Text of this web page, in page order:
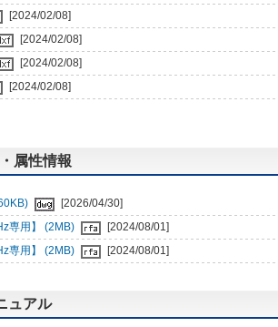
[2024/02/08]
[2024/02/08]
[2024/02/08]
[2024/02/08]
属性情報
[2026/04/30]
専用】 (2MB)
[2024/08/01]
専用】 (2MB)
[2024/08/01]
ュアル